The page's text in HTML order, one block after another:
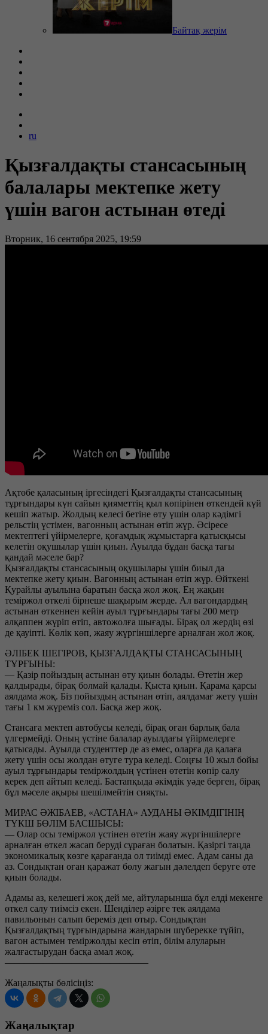
Байтақ жерім
ru
Қызғалдақты стансасының
балалары мектепке жету
үшін вагон астынан өтеді
Вторник, 16 сентября 2025, 19:59
Ақтөбе қаласының іргесіндегі Қызғалдақты стансасының
тұрғындары күн сайын қияметтің қыл көпірінен өткендей күй
кешіп жатыр. Жолдың келесі бетіне өту үшін олар кәдімгі
рельстің үстімен, вагонның астынан өтіп жүр. Әсіресе
мектептегі үйірмелерге, қоғамдық жұмыстарға қатысқысы
келетін оқушылар үшін қиын. Ауылда бұдан басқа тағы
қандай мәселе бар?
Қызғалдақты стансасының оқушылары үшін биыл да
мектепке жету қиын. Вагонның астынан өтіп жүр. Өйткені
Қурайлы ауылына баратын басқа жол жоқ. Ең жақын
теміржол өткелі бірнеше шақырым жерде. Ал вагондардың
астынан өткеннен кейін ауыл тұрғындары тағы 200 метр
алқаппен жүріп өтіп, автожолға шығады. Бірақ ол жердің өзі
де қауіпті. Көлік көп, жаяу жүргіншілерге арналған жол жоқ.
ӘЛІБЕК ШЕГІРОВ, ҚЫЗҒАЛДАҚТЫ СТАНСАСЫНЫҢ
ТҰРҒЫНЫ:
— Қазір пойыздың астынан өту қиын болады. Өтетін жер
қалдырады, бірақ болмай қалады. Қыста қиын. Қарама қарсы
аялдама жоқ. Біз пойыздың астынан өтіп, аялдамағ жету үшін
тағы 1 км жүреміз сол. Басқа жер жоқ.
Стансаға мектеп автобусы келеді, бірақ оған барлық бала
үлгермейді. Оның үстіне балалар ауылдағы үйірмелерге
қатысады. Ауылда студенттер де аз емес, оларға да қалаға
жету үшін осы жолдан өтуге тура келеді. Соңғы 10 жыл бойы
ауыл тұрғындары теміржолдың үстінен өтетін көпір салу
керек деп айтып келеді. Бастапқыда әкімдік уәде берген, бірақ
бұл мәселе ақыры шешілмейтін сияқты.
МИРАС ӘЖІБАЕВ, «АСТАНА» АУДАНЫ ӘКІМДІГІНІҢ
ТҮКШ БӨЛІМ БАСШЫСЫ:
— Олар осы теміржол үстінен өтетін жаяу жүргіншілерге
арналған өткел жасап беруді сұраған болатын. Қазіргі таңда
экономикалық көзге қарағанда ол тиімді емес. Адам саны да
аз. Сондықтан оған қаражат бөлу жағын дәлелдеп беруге өте
қиын болады.
Адамы аз, келешегі жоқ дей ме, айтуларынша бұл елді мекенге
өткел салу тиімсіз екен. Шенділер әзірге тек аялдама
павильонын салып береміз деп отыр. Сондықтан
Қызғалдақтың тұрғындарына жандарын шүберекке түйіп,
вагон астымен теміржолды кесіп өтіп, білім алуларын
жалғастырудан басқа амал жоқ.
———————————————
Жаңалықты бөлісіңіз:
Жаңалықтар